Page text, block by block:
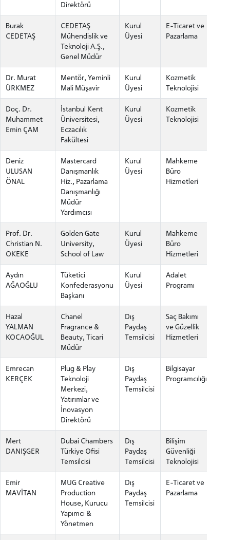
ADAY ÖĞRENCİ
INTERNATIONAL
STUDENT
LİSANSÜSTÜ EĞİTİM ENSTİTÜSÜ
ADAYLARI
ÖNLİSANS ve
LİSANS ADAY ÖĞRENCİ
Direktörü
Burak
CEDETAŞ
CEDETAŞ
Mühendislik ve
Teknoloji A.Ş.,
Genel Müdür
Kurul
Üyesi
E-Ticaret ve
Pazarlama
Dr. Murat
ÜRKMEZ
Mentör, Yeminli
Mali Müşavir
Kurul
Üyesi
Kozmetik
Teknolojisi
Doç. Dr.
Muhammet
Emin ÇAM
İstanbul Kent
Üniversitesi,
Eczacılık
Fakültesi
Kurul
Üyesi
Kozmetik
Teknolojisi
Deniz
ULUSAN
ÖNAL
Mastercard
Danışmanlık
Hiz., Pazarlama
Danışmanlığı
Müdür
Yardımcısı
Kurul
Üyesi
Mahkeme
Büro
Hizmetleri
Prof. Dr.
Christian N.
OKEKE
Golden Gate
University,
School of Law
Kurul
Üyesi
Mahkeme
Büro
Hizmetleri
Aydın
AĞAOĞLU
Tüketici
Konfederasyonu
Başkanı
Kurul
Üyesi
Adalet
Programı
Hazal
YALMAN
KOCAOĞUL
Chanel
Fragrance &
Beauty, Ticari
Müdür
Dış
Paydaş
Temsilcisi
Saç Bakımı
ve Güzellik
Hizmetleri
Emrecan
KERÇEK
Plug & Play
Teknoloji
Merkezi,
Yatırımlar ve
İnovasyon
Direktörü
Dış
Paydaş
Temsilcisi
Bilgisayar
Programcılığı
Mert
DANIŞGER
Dubai Chambers
Türkiye Ofisi
Temsilcisi
Dış
Paydaş
Temsilcisi
Bilişim
Güvenliği
Teknolojisi
Emir
MAVİTAN
MUG Creative
Production
House, Kurucu
Yapımcı &
Yönetmen
Dış
Paydaş
Temsilcisi
E-Ticaret ve
Pazarlama